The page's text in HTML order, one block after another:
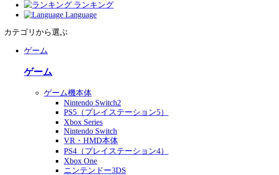
ランキング
Language
カテゴリから選ぶ
ゲーム
ゲーム
ゲーム機本体
Nintendo Switch2
PS5（プレイステーション5）
Xbox Series
Nintendo Switch
VR・HMD本体
PS4（プレイステーション4）
Xbox One
ニンテンドー3DS